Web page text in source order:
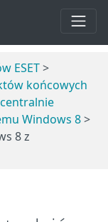
ESET>
końcowych
Windows 8>
8 z